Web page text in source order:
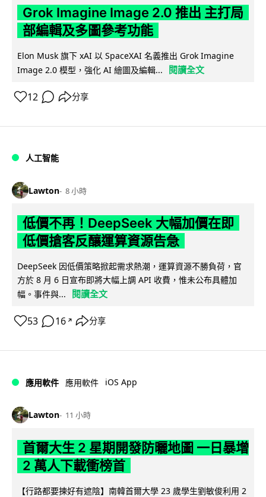
Grok Imagine Image 2.0 推出 主打局
部編輯及多圖參考功能
Elon Musk 旗下 xAI 以 SpaceXAI 名義推出 Grok Imagine
Image 2.0 模型，強化 AI 繪圖及編輯...
閱讀全文
12 分享
人工智能
Lawton 8 小時
低價不再！DeepSeek 大幅加價在即
低價搶客反釀運算資源告急
DeepSeek 因低價策略掀起需求熱潮，運算資源不勝負荷，官
方於 8 月 6 日宣布即將大幅上調 API 收費，惟未公布具體加
幅。事件與...
閱讀全文
53 16 ↗ 分享
應用軟件 應用軟件 iOS App
Lawton 11 小時
首爾大生 2 星期開發防曬地圖 一日暴增
2 萬人下載衝榜首
【行路都要揀好有遮陰】南韓首爾大學 23 歲學生劉敏俊利用 2